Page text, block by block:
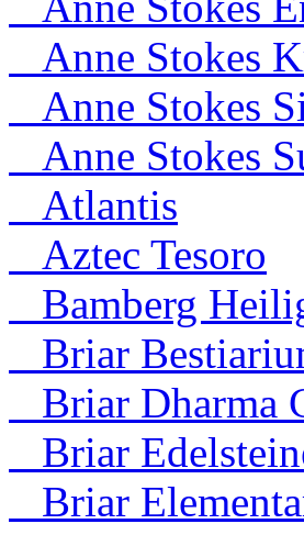
Anne Stokes
Anne Stokes
Anne Stokes
Atlantis
Aztec Tesoro
Bamberg
Briar
Briar Dharma
Briar
Briar